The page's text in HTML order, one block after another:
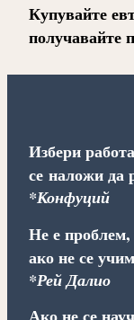
Купувайте
получавайте
Избери
се наложи да
*Конфуций
Не е
ако не се
*Рей Далио